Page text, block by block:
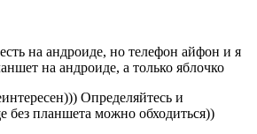
на андроиде, но телефон айфон и я
на андроиде, а только яблочко
Определяйтесь и
без планшета можно обходиться))